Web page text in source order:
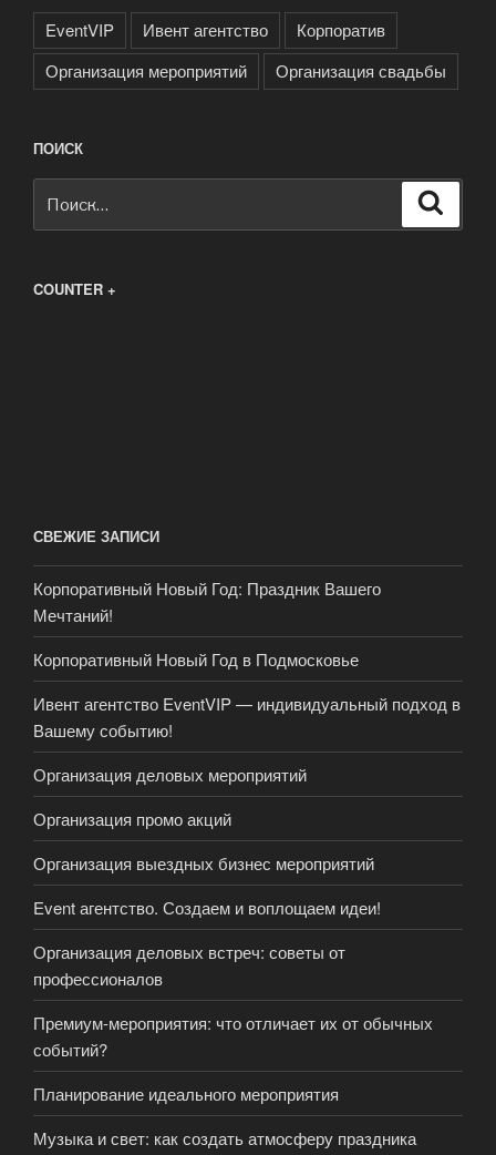
EventVIP Ивент агентство
Корпоратив
Организация мероприятий
Организация свадьбы
ПОИСК
COUNTER +
СВЕЖИЕ ЗАПИСИ
Корпоративный Новый Год: Праздник Вашего
Мечтаний!
Корпоративный Новый Год в Подмосковье
Ивент агентство EventVIP — индивидуальный подход в
Вашему событию!
Организация деловых мероприятий
Организация промо акций
Организация выездных бизнес мероприятий
Event агентство. Создаем и воплощаем идеи!
Организация деловых встреч: советы от
профессионалов
Премиум-мероприятия: что отличает их от обычных
событий?
Планирование идеального мероприятия
Музыка и свет: как создать атмосферу праздника